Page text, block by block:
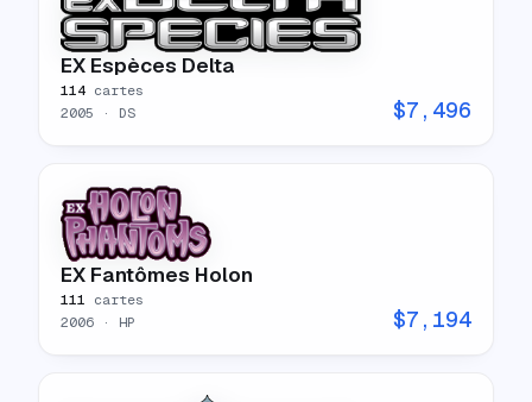
EX Espèces Delta
114 cartes
2005 · DS $7,496
EX Fantômes Holon
111 cartes
2006 · HP $7,194